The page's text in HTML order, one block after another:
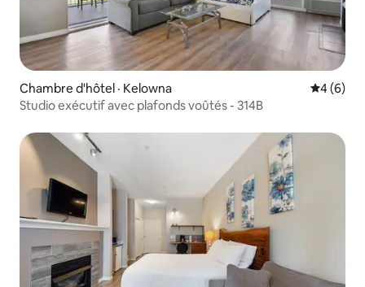
Chambre d'hôtel · Kelowna Note
4 (6)
Studio exécutif avec plafonds voûtés - 314B